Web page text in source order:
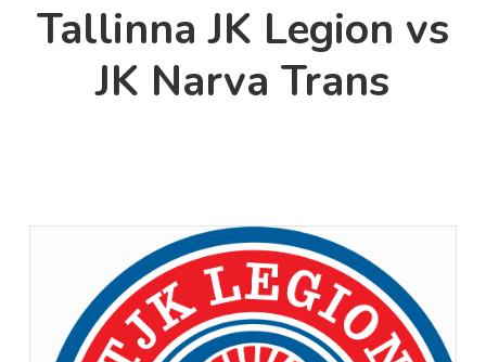
Tallinna JK Legion vs
JK Narva Trans